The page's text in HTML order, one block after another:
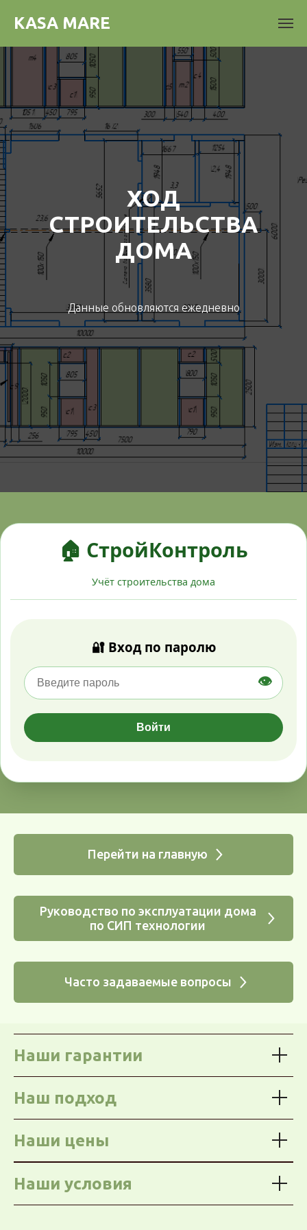
KASA MARE
ХОД
СТРОИТЕЛЬСТВА
ДОМА
Данные обновляются ежедневно
🏠 СтройКонтроль
Учёт строительства дома
🔐 Вход по паролю
👁️
Войти
Перейти на главную
Руководство по эксплуатации дома
по СИП технологии
Часто задаваемые вопросы
Наши гарантии
Наш подход
Наши цены
Наши условия